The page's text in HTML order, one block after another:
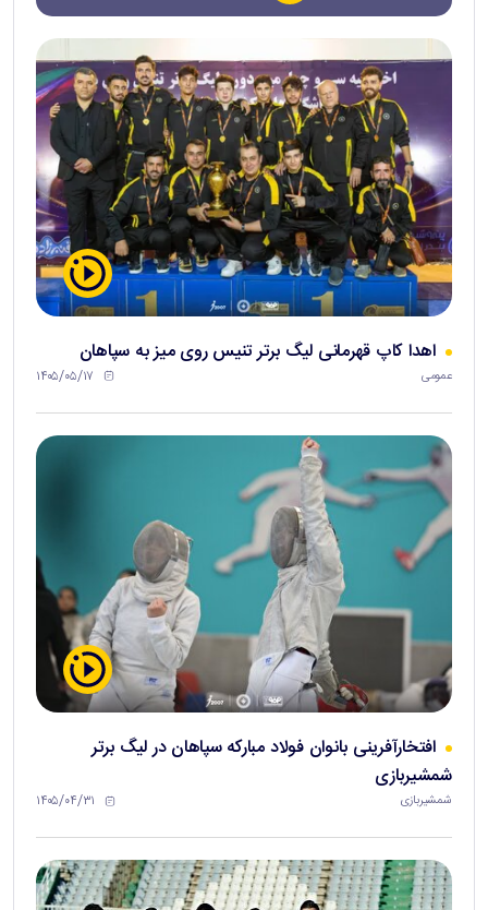
اهدا کاپ قهرمانی لیگ برتر تنیس روی میز به سپاهان
عمومی ۱۴۰۵/۰۵/۱۷
افتخارآفرینی بانوان فولاد مبارکه سپاهان در لیگ برتر
شمشیربازی
شمشیربازی ۱۴۰۵/۰۴/۳۱